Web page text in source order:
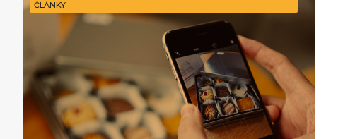
ČLÁNKY